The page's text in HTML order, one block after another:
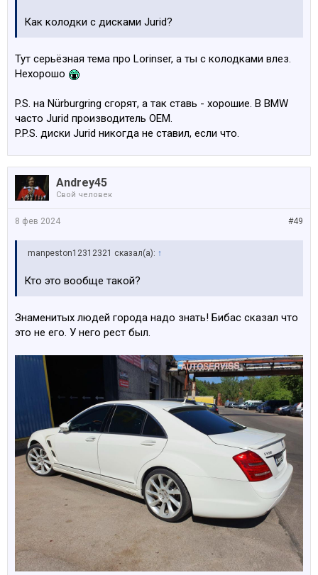
Как колодки с дисками Jurid?
Тут серьёзная тема про Lorinser, а ты с колодками влез.
Нехорошо
P.S. на Nürburgring сгорят, а так ставь - хорошие. В BMW
часто Jurid производитель OEM.
P.P.S. диски Jurid никогда не ставил, если что.
Andrey45
Свой человек
#49
8 фев 2024
manpeston12312321 сказал(а): ↑
Кто это вообще такой?
Знаменитых людей города надо знать! Бибас сказал что
это не его. У него рест был.